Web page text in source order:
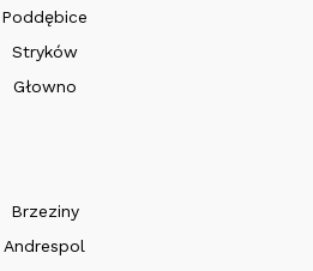
Poddębice
Stryków
Głowno
Brzeziny
Andrespol